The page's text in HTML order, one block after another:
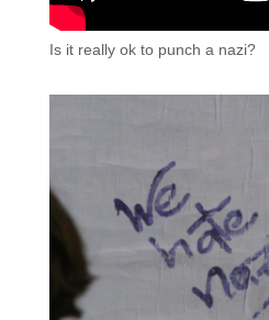
Is it really ok to punch a nazi?